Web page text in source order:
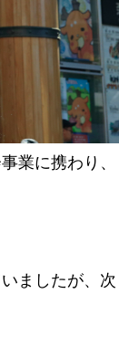
業に携わり、
ましたが、次